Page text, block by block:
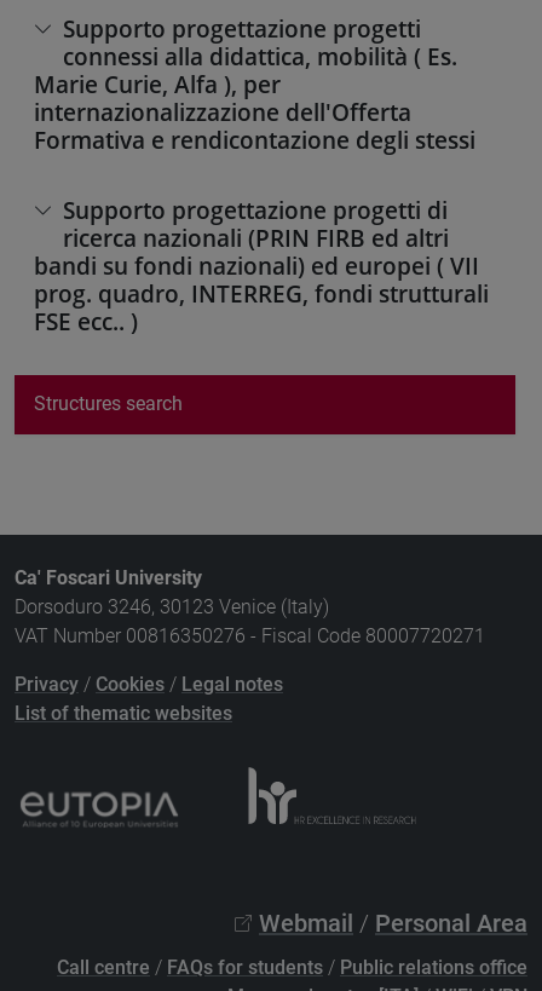
Supporto progettazione progetti
connessi alla didattica, mobilità ( Es.
Marie Curie, Alfa ), per
internazionalizzazione dell'Offerta
Formativa e rendicontazione degli stessi
Supporto progettazione progetti di
ricerca nazionali (PRIN FIRB ed altri
bandi su fondi nazionali) ed europei ( VII
prog. quadro, INTERREG, fondi strutturali
FSE ecc.. )
Structures search
Ca' Foscari University
Dorsoduro 3246, 30123 Venice (Italy)
VAT Number 00816350276 - Fiscal Code 80007720271
Privacy / Cookies / Legal notes
List of thematic websites
Webmail / Personal Area
Call centre / FAQs for students / Public relations office